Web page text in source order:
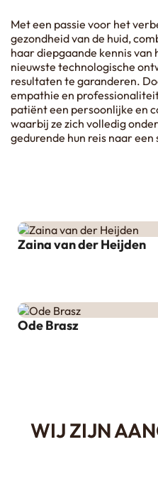
Met een passie voor het
gezondheid van de huid,
haar diepgaande kennis van
nieuwste technologische
resultaten te garanderen.
empathie en
patiënt een persoonlijke en
waarbij ze zich volledig
gedurende hun reis naar een
Zaina van der Heijden
Ode Brasz
WIJ ZIJN